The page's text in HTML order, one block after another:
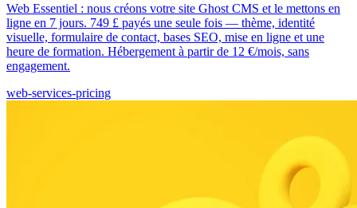
Web Essentiel : nous créons votre site Ghost CMS et le mettons en
ligne en 7 jours. 749 £ payés une seule fois — thème, identité
visuelle, formulaire de contact, bases SEO, mise en ligne et une
heure de formation. Hébergement à partir de 12 €/mois, sans
engagement.
web-services-pricing